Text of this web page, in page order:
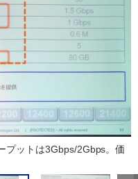
プットは3Gbps/2Gbps。価